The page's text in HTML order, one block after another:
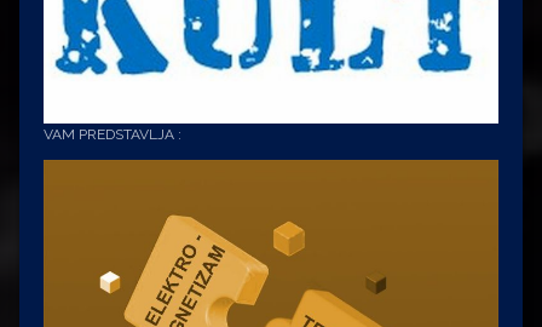
VAM PREDSTAVLJA :